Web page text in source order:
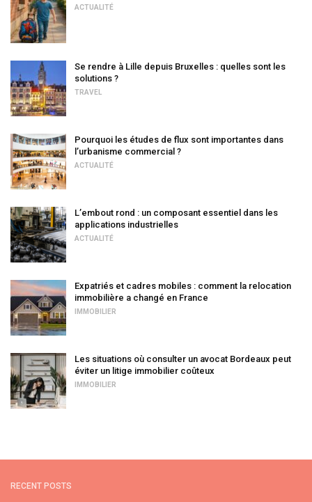
ACTUALITÉ
Se rendre à Lille depuis Bruxelles : quelles sont les
solutions ?
TRAVEL
Pourquoi les études de flux sont importantes dans
l’urbanisme commercial ?
ACTUALITÉ
L’embout rond : un composant essentiel dans les
applications industrielles
ACTUALITÉ
Expatriés et cadres mobiles : comment la relocation
immobilière a changé en France
IMMOBILIER
Les situations où consulter un avocat Bordeaux peut
éviter un litige immobilier coûteux
IMMOBILIER
RECENT POSTS